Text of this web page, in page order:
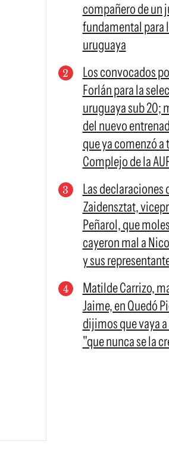
compañero de un
fundamental para
uruguaya
Los convocados
Forlán para la
uruguaya sub 20;
del nuevo
que ya comenzó a
Complejo de la
Las declaraciones
Zaidensztat,
Peñarol, que
cayeron mal a
y sus
Matilde Carrizo,
Jaime, en Quedó
dijimos que vaya
"que nunca se la